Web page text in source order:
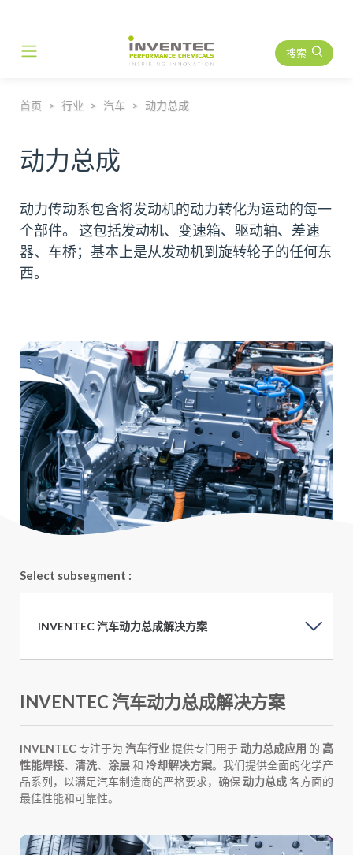
Main Navigation 搜索
首页 行业 汽车 动力总成
动力总成
动力传动系包含将发动机的动力转化为运动的每一
个部件。 这包括发动机、变速箱、驱动轴、差速
器、车桥；基本上是从发动机到旋转轮子的任何东
西。
Select subsegment :
INVENTEC 汽车动力总成解决方案
INVENTEC 汽车动力总成解决方案
INVENTEC 专注于为 汽车行业提供专门用于动力总成应用 的 高
性能焊接、 清洗、 涂层和 冷却解决方案。我们提供全面的化学产
品系列，以满足汽车制造商的严格要求，确保动力总成各方面的
最佳性能和可靠性。